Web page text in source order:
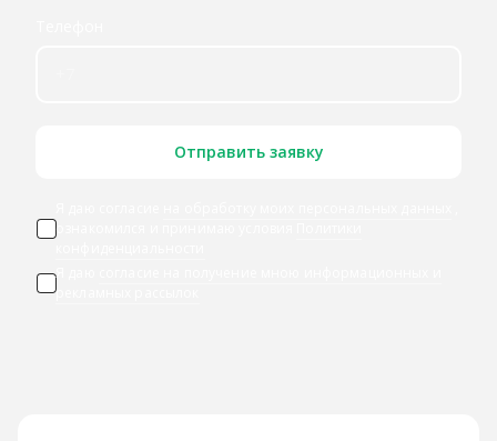
Отправить заявку
ознакомился и принимаю условия
Я даю
рекламных рассылок